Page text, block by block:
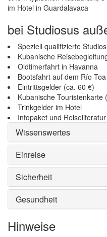
im Hotel in Guardalavaca
bei Studiosus
Speziell qualifizierte
Kubanische
Oldtimerfahrt in Havanna
Bootsfahrt auf dem Río Toa
Eintrittsgelder (ca. 60 €)
Kubanische Touristenkarte
Trinkgelder im Hotel
Infopaket und
Wissenswertes
Einreise
Sicherheit
Gesundheit
Hinweise